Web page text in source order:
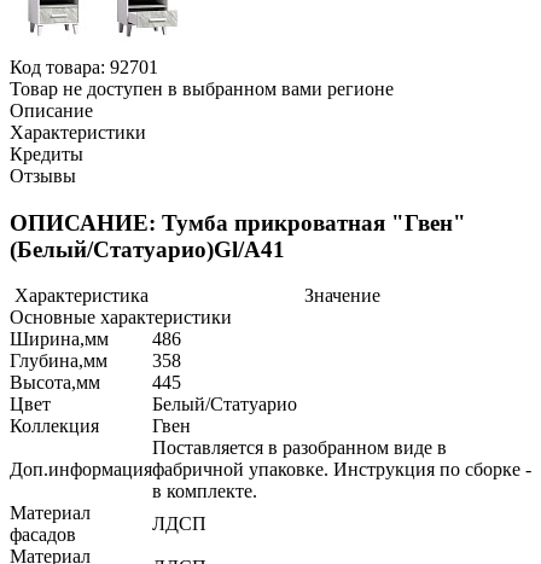
Код товара: 92701
Товар не доступен в выбранном вами регионе
Описание
Характеристики
Кредиты
Отзывы
ОПИСАНИЕ: Тумба прикроватная "Гвен"
(Белый/Статуарио)Gl/А41
Характеристика
Значение
Основные характеристики
Ширина,мм
486
Глубина,мм
358
Высота,мм
445
Цвет
Белый/Статуарио
Коллекция
Гвен
Доп.информация
Поставляется в разобранном виде в
фабричной упаковке. Инструкция по сборке -
в комплекте.
Материал
фасадов
ЛДСП
Материал